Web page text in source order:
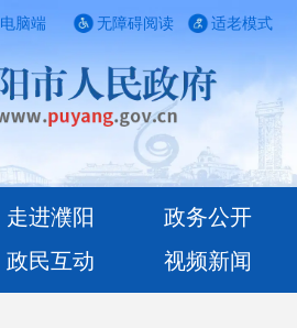
电脑端 适老模式
无障碍阅读
走进濮阳
政务公开
政民互动 视频新闻